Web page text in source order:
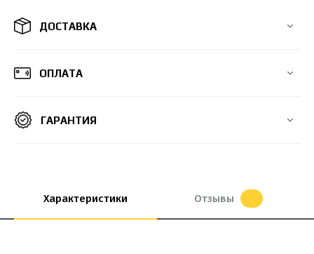
ДОСТАВКА
ОПЛАТА
ГАРАНТИЯ
Характеристики Отзывы